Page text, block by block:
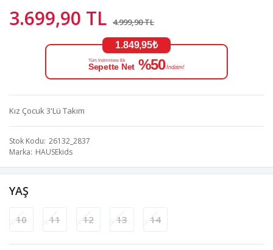
3.699,90 TL 4.999,90 TL
1.849,95₺
Tüm İndirimlere Ek
Sepette Net %50 İndirim!
Kız Çocuk 3'Lü Takım
Stok Kodu 26132_2837
Marka HAUSEkids
YAŞ
10 11 12 13 14